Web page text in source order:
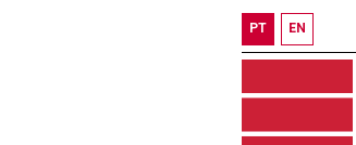
PT EN